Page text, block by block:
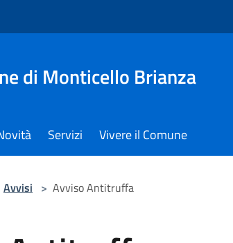
di Monticello Brianza
Servizi Vivere il Comune
Avvisi > Avviso Antitruffa